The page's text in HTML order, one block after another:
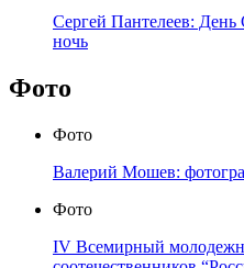
Сергей Пантелеев:
ночь
Фото
Фото
Валерий Мошев:
Фото
IV Всемирный